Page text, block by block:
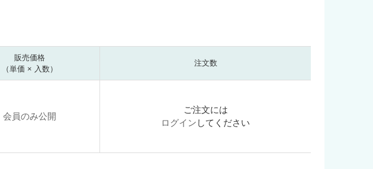
販売価格
（単価 × 入数）
注文数
会員のみ公開
ご注文には
ログイン してください